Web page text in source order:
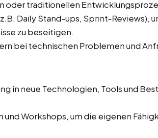
oder traditionellen
Daily Stand-ups, Sprint-Reviews),
zu beseitigen.
bei technischen Problemen und
in neue Technologien, Tools und Best
und Workshops, um die eigenen